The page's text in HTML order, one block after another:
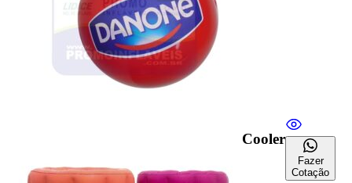
Cooler
Fazer
Cotação